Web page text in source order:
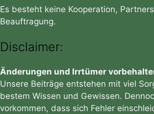
Es besteht keine Kooperation,
Beauftragung.
Disclaimer:
Änderungen und Irrtümer
Unsere Beiträge entstehen mit viel
bestem Wissen und Gewissen.
vorkommen, dass sich Fehler